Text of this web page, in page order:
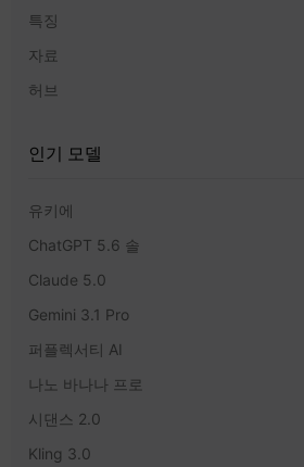
특징
자료
허브
인기 모델
유키에
ChatGPT 5.6 솔
Claude 5.0
Gemini 3.1 Pro
퍼플렉서티 AI
나노 바나나 프로
시댄스 2.0
Kling 3.0